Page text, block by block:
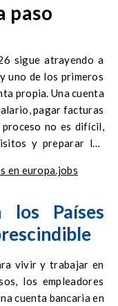
paso
sigue atrayendo a
uno de los primeros
propia. Una cuenta
pagar facturas
no es difícil,
y preparar los
en europa.jobs
los Países
vivir y trabajar en
los empleadores
cuenta bancaria en